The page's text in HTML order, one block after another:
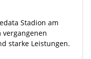
Stadion am
starke Leistungen.